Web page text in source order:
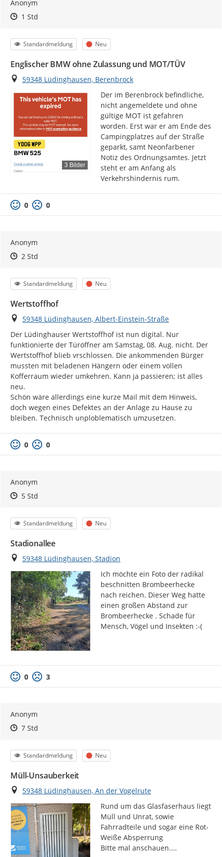
Anonym
Zeitpunkt des Erstellens
Zeitpunkt des Erstellens
1 StdZur Äußerung
Kategorie
Standardmeldung Status
Neu
Englischer BMW ohne Zulassung und MOT/TÜV
Ort
59348 Lüdinghausen, Berenbrock
3 Bilder
Der im Berenbrock befindliche,
nicht angemeldete und ohne
gültige MOT ist gefahren
worden. Erst war er am Ende des
Campingplatzes auf der Straße
geparkt, samt Neonfarbener
Notiz des Ordnungsamtes. Jetzt
steht er am Anfang als
Verkehrshindernis rum.
0 0
Anonym
Zeitpunkt des Erstellens
Zeitpunkt des Erstellens
2 StdZur Äußerung
Kategorie
Standardmeldung Status
Neu
Wertstoffhof
Ort
59348 Lüdinghausen, Albert-Einstein-Straße
Der Lüdinghauser Wertstoffhof ist nun digital. Nur
funktionierte der Türöffner am Samstag, 08. Aug. nicht. Der
Wertstoffhof blieb vrschlossen. Die ankommenden Bürger
mussten mit beladenen Hängern oder einem vollen
Kofferraum wieder umkehren. Kann ja passieren; ist alles
neu.
Schön wäre allerdings eine kurze Mail mit dem Hinweis,
doch wegen eines Defektes an der Anlage zu Hause zu
bleiben. Technisch unploblematisch umzusetzen.
0 0
Anonym
Zeitpunkt des Erstellens
Zeitpunkt des Erstellens
5 StdZur Äußerung
Kategorie
Standardmeldung Status
Neu
Stadionallee
Ort
59348 Lüdinghausen, Stadion
Ich möchte ein Foto der radikal
beschnitten Brombeerhecke
nach reichen. Dieser Weg hatte
einen großen Abstand zur
Brombeerhecke . Schade für
Mensch, Vögel und Insekten :-(
0 3
Anonym
Zeitpunkt des Erstellens
Zeitpunkt des Erstellens
7 StdZur Äußerung
Kategorie
Standardmeldung Status
Neu
Müll-Unsauberkeit
Ort
59348 Lüdinghausen, An der Vogelrute
Rund um das Glasfaserhaus liegt
Müll und Unrat, sowie
Fahrradteile und sogar eine Rot-
Weiße Absperrung
Bitte mal anschauen....